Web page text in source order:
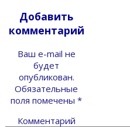
Добавить
комментарий
Ваш e-mail не
будет
опубликован.
Обязательные
поля помечены *
Комментарий